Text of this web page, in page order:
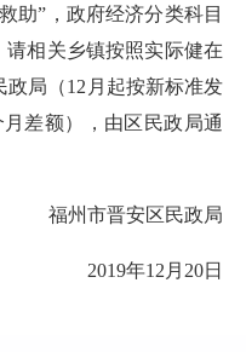
助”，政府经济分类科目
请相关乡镇按照实际健在
政局（12月起按新标准发
差额），由区民政局通
州市晋安区民政局
2019年12月20日